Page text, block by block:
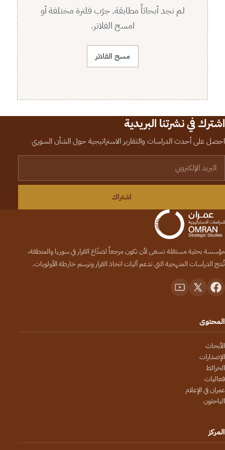
لم نجد أبحاثاً مطابقة. جرّب فلترة مختلفة أو
امسح الفلاتر.
مسح الفلاتر
اشترك في نشرتنا البريدية
احصل على أحدث الدراسات والتقارير الاستراتيجية حول الشأن السوري
اشتراك
مؤسسة بحثية مستقلة تسعى لأن تكون مرجعاً لصنّاع القرار في سوريا والمنطقة،
تُنتج الدراسات المنهجية التي تدعم آليات اتخاذ القرار وترسم خارطة الأولويات.
المحتوى
الأبحاث
الإصدارات
الخرائط
فعاليات
عمران في الإعلام
الباحثون
المركز